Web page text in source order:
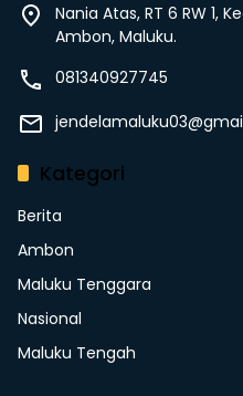
Nania Atas, RT 6 RW 1,
Ambon, Maluku.
081340927745
Kategori
Berita
Ambon
Maluku Tenggara
Nasional
Maluku Tengah